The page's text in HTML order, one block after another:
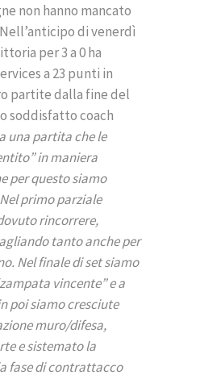
non hanno mancato
di venerdì
per 3 a 0 ha
a 23 punti in
partite dalla fine del
soddisfatto coach
una partita che le
in maniera
per questo siamo
primo parziale
rincorrere,
tanto anche per
Nel finale di set siamo
vincente” e a
poi siamo cresciute
muro/difesa,
e sistemato la
fase di contrattacco